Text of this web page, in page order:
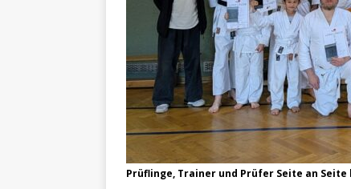
Prüflinge, Trainer und Prüfer Seite an